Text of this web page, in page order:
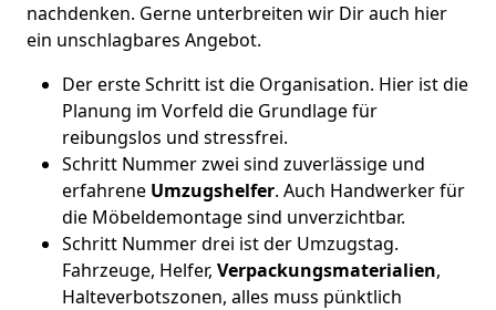
nachdenken. Gerne unterbreiten wir Dir auch hier
ein unschlagbares Angebot.
Der erste Schritt ist die Organisation. Hier ist die
Planung im Vorfeld die Grundlage für
reibungslos und stressfrei.
Schritt Nummer zwei sind zuverlässige und
erfahrene Umzugshelfer. Auch Handwerker für
die Möbeldemontage sind unverzichtbar.
Schritt Nummer drei ist der Umzugstag.
Fahrzeuge, Helfer, Verpackungsmaterialien,
Halteverbotszonen, alles muss pünktlich